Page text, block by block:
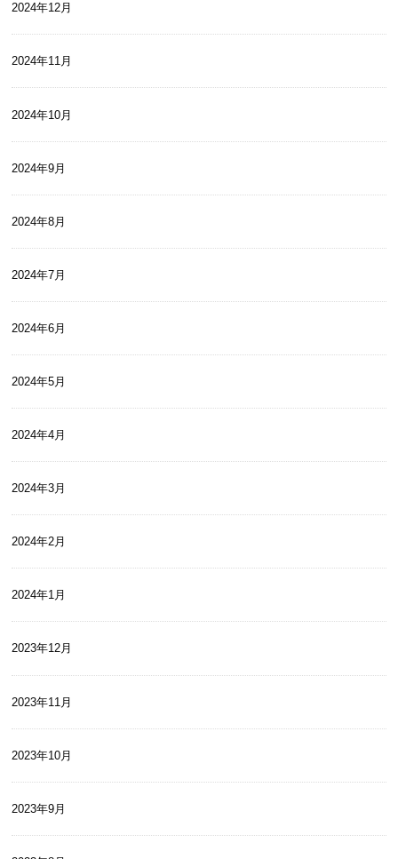
2024年12月
2024年11月
2024年10月
2024年9月
2024年8月
2024年7月
2024年6月
2024年5月
2024年4月
2024年3月
2024年2月
2024年1月
2023年12月
2023年11月
2023年10月
2023年9月